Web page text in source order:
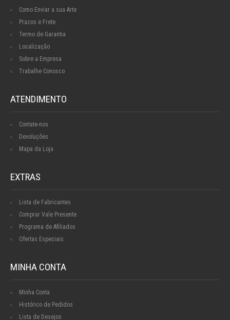
Como Enviar a sua Arte
Prazos e Frete
Termo de Garantia
Localização
Sobre a Empresa
Trabalhe Conosco
ATENDIMENTO
Contate-nos
Devoluções
Mapa da Loja
EXTRAS
Lista de Fabricantes
Comprar Vale Presente
Programa de Afiliados
Ofertas Especiais
MINHA CONTA
Minha Conta
Histórico de Pedidos
Lista de Desejos